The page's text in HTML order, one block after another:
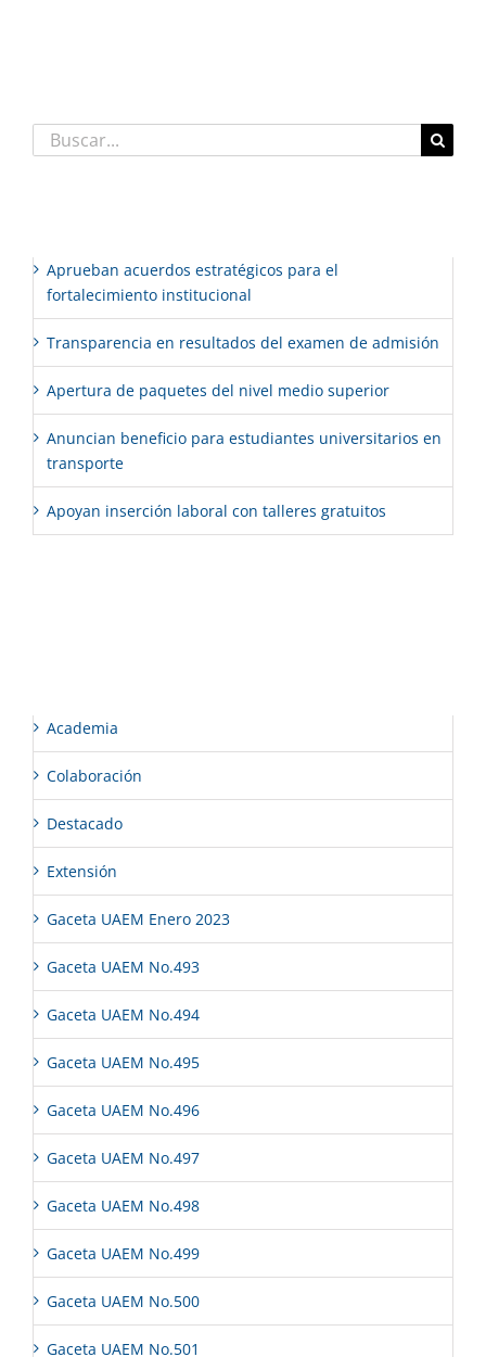
Buscar:
Aprueban acuerdos estratégicos para el
fortalecimiento institucional
Transparencia en resultados del examen de admisión
Apertura de paquetes del nivel medio superior
Anuncian beneficio para estudiantes universitarios en
transporte
Apoyan inserción laboral con talleres gratuitos
Academia
Colaboración
Destacado
Extensión
Gaceta UAEM Enero 2023
Gaceta UAEM No.493
Gaceta UAEM No.494
Gaceta UAEM No.495
Gaceta UAEM No.496
Gaceta UAEM No.497
Gaceta UAEM No.498
Gaceta UAEM No.499
Gaceta UAEM No.500
Gaceta UAEM No.501